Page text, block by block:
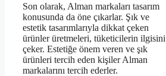
Son olarak, Alman markaları tasarım
konusunda da öne çıkarlar. Şık ve
estetik tasarımlarıyla dikkat çeken
ürünler üretmeleri, tüketicilerin ilgisini
çeker. Estetiğe önem veren ve şık
ürünleri tercih eden kişiler Alman
markalarını tercih ederler.